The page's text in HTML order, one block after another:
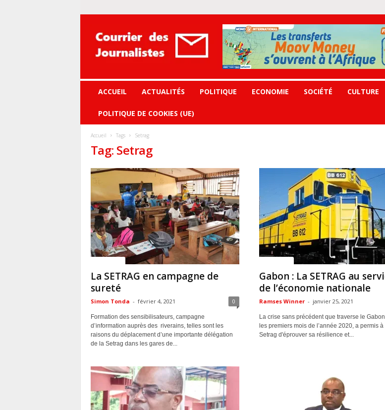
journalistes
ACCUEIL ACTUALITÉS POLITIQUE ECONOMIE SOCIÉTÉ CULTURE
POLITIQUE DE COOKIES (UE)
Accueil Tags Setrag
Tag: Setrag
La SETRAG en campagne de
sureté
Simon Tonda - février 4, 2021 0
Formation des sensibilisateurs, campagne
d’information auprès des riverains, telles sont les
raisons du déplacement d’une importante délégation
de la Setrag dans les gares de...
Gabon : La SETRAG au
de l’économie nationale
Ramses Winner - janvier 25, 2021
La crise sans précédent que traverse le
les premiers mois de l’année 2020, a permis à
Setrag d'éprouver sa résilience et...